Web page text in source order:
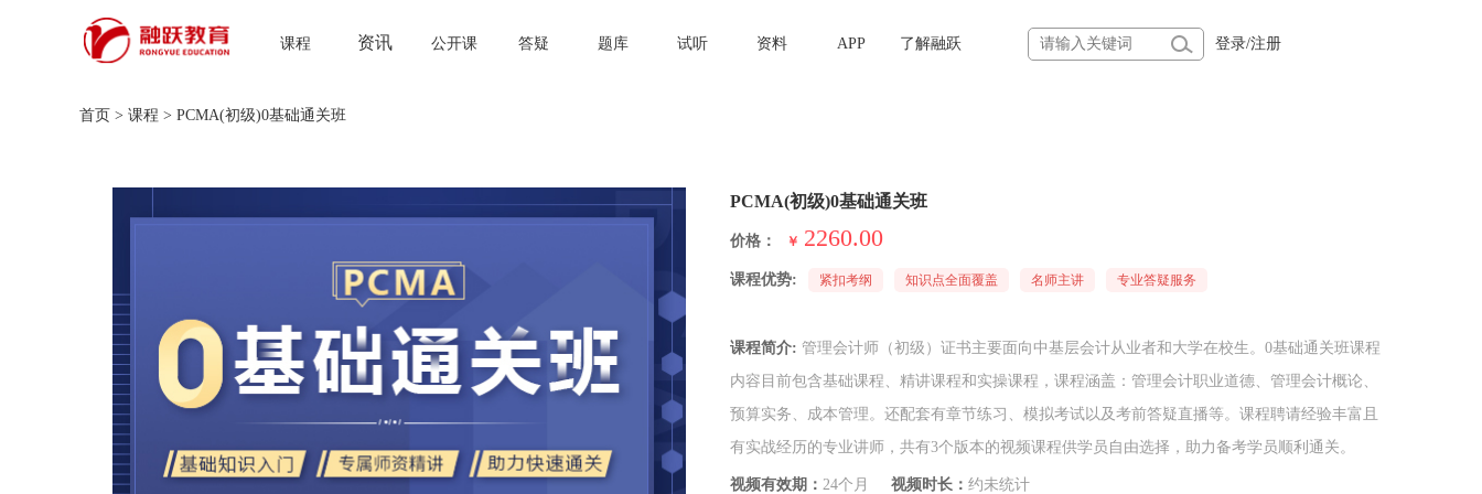
课程 资讯 公开课 答疑 题库 试听 资料 APP 了解融跃 登录/注册
首页 > 课程 > PCMA(初级)0基础通关班
PCMA(初级)0基础通关班
价格： ￥ 2260.00
课程优势: 紧扣考纲 知识点全面覆盖 名师主讲 专业答疑服务
课程简介:
内容目前包含基础课程、精讲课程和实操课程，课程涵盖：管理会计职业道德、管理会计概论、
预算实务、成本管理。还配套有章节练习、模拟考试以及考前答疑直播等。课程聘请经验丰富且
有实战经历的专业讲师，共有3个版本的视频课程供学员自由选择，助力备考学员顺利通关。
视频有效期： 24个月 视频时长： 约未统计